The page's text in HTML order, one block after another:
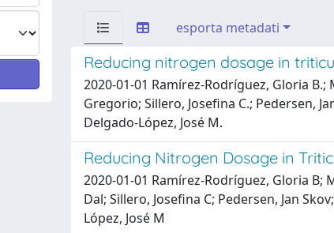
esporta metadati
Reducing nitrogen dosage in
2020-01-01 Ramírez-Rodríguez, Gloria
Gregorio; Sillero, Josefina C.; Pedersen,
Delgado-López, José M.
Reducing Nitrogen Dosage in
2020-01-01 Ramírez-Rodríguez, Gloria B;
Dal; Sillero, Josefina C; Pedersen, Jan
López, José M